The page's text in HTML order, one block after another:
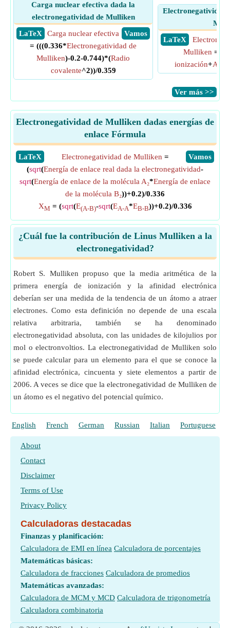
Carga nuclear efectiva dada la
electronegatividad de Mulliken
​ LaTeX
​ Vamos
Carga nuclear efectiva
= (((0.336*Electronegatividad de
Mulliken)-0.2-0.744)*(Radio
covalente^2))/0.359
Electronegatividad
​ LaTeX
Mulliken =
ionización+
​Ver más >>
Electronegatividad de Mulliken dadas energías de
enlace Fórmula
​LaTeX ​Vamos
Electronegatividad de Mulliken =
(sqrt(Energía de enlace real dada la electronegatividad-
sqrt(Energía de enlace de la molécula A₂*Energía de enlace
de la molécula B₂))+0.2)/0.336
XM = (sqrt(E(A-B)-sqrt(EA-A*EB-B))+0.2)/0.336
¿Cuál fue la contribución de Linus Mulliken a la
electronegatividad?
Robert S. Mulliken propuso que la media aritmética de la
primera energía de ionización y la afinidad electrónica
deberían ser una medida de la tendencia de un átomo a atraer
electrones. Como esta definición no depende de una escala
relativa arbitraria, también se ha denominado
electronegatividad absoluta, con las unidades de kilojulios por
mol o electronvoltios. La electronegatividad de Mulliken solo
se puede calcular para un elemento para el que se conoce la
afinidad electrónica, cincuenta y siete elementos a partir de
2006. A veces se dice que la electronegatividad de Mulliken de
un átomo es el negativo del potencial químico.
English French German Russian Italian Portuguese
About
Contact
Disclaimer
Terms of Use
Privacy Policy
Calculadoras destacadas
Finanzas y planificación:
Calculadora de EMI en línea Calculadora de porcentajes
Matemáticas básicas:
Calculadora de fracciones Calculadora de promedios
Matemáticas avanzadas:
Calculadora de MCM y MCD Calculadora de trigonometría
Calculadora combinatoria